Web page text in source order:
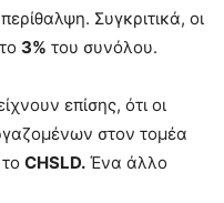
Συγκριτικά, οι
3% του συνόλου.
επίσης, ότι οι
στον τομέα
CHSLD. Ένα άλλο